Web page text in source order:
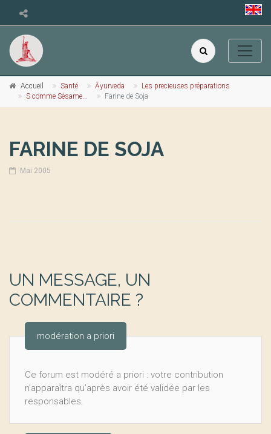
Accueil Santé Āyurveda
Les precieuses préparations
S comme Sésame...
Farine de Soja
FARINE DE SOJA
Mai 2005
UN MESSAGE, UN
COMMENTAIRE ?
modération a priori
Ce forum est modéré a priori : votre contribution
n’apparaîtra qu’après avoir été validée par les
responsables.